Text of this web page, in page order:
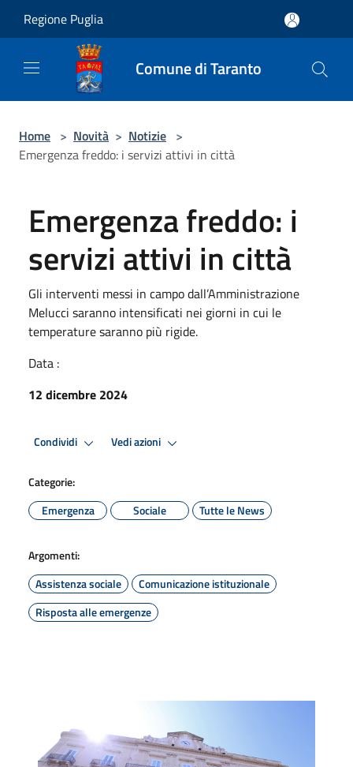
Regione Puglia
Comune di Taranto
Home > Novità > Notizie >
Emergenza freddo: i servizi attivi in città
Emergenza freddo: i
servizi attivi in città
Gli interventi messi in campo dall’Amministrazione
Melucci saranno intensificati nei giorni in cui le
temperature saranno più rigide.
Data :
12 dicembre 2024
Condividi Vedi azioni
Categorie:
Emergenza
Sociale Tutte le News
Argomenti:
Assistenza sociale
Comunicazione istituzionale
Risposta alle emergenze